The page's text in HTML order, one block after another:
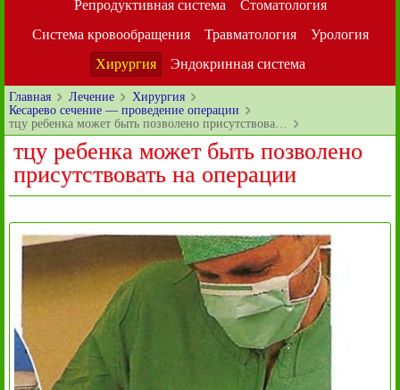
Репродуктивная система
Стоматология
Система кровообращения
Травматология
Урология
Хирургия
Эндокринная система
Главная Лечение
Хирургия
Кесарево сечение — проведение операции
тцу ребенка может быть позволено присутствова…
тцу ребенка может быть позволено
присутствовать на операции